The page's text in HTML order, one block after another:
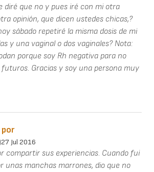
diré que no y pues iré con mi otra
opinión, que dicen ustedes chicas,?
sábado repetiré la misma dosis de mi
y una vaginal o dos vaginales? Nota:
porque soy Rh negativa para no
Gracias y soy una persona muy
27 Jul 2016
compartir sus experiencias. Cuando fui
unas manchas marrones, dio que no